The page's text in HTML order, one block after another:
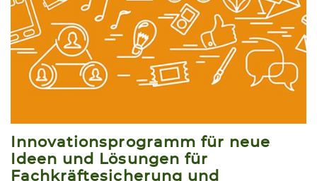
Innovationsprogramm für neue
Ideen und Lösungen für
Fachkräftesicherung und